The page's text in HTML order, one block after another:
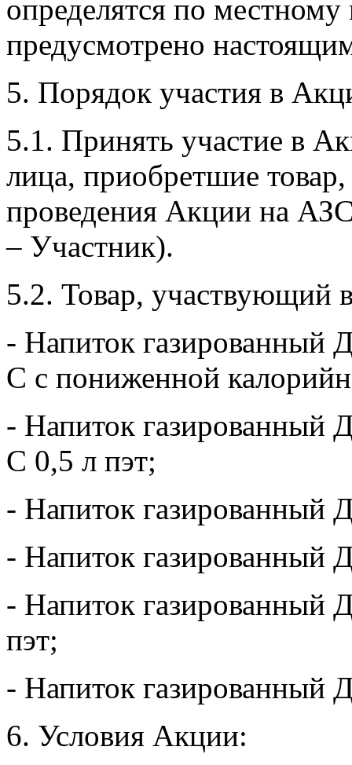
определятся по
предусмотрено
5. Порядок участия в
5.1. Принять участие в
лица, приобретшие
проведения Акции на
– Участник).
5.2. Товар, участвующий
- Напиток газированный
C с пониженной
- Напиток газированный
C 0,5 л пэт;
- Напиток газированный
- Напиток газированный
- Напиток газированный
пэт;
- Напиток газированный
6. Условия Акции: